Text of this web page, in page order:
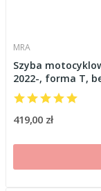
MRA
Szyba
2022-, forma T,
419,00 zł